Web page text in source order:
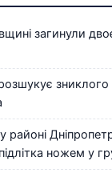
загинули
розшукує
районі
ножем у